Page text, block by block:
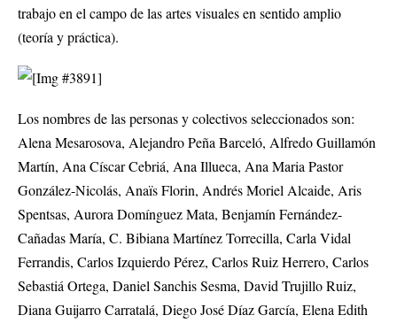
trabajo en el campo de las artes visuales en sentido amplio
(teoría y práctica).
Los nombres de las personas y colectivos seleccionados son:
Alena Mesarosova, Alejandro Peña Barceló, Alfredo Guillamón
Martín, Ana Císcar Cebriá, Ana Illueca, Ana Maria Pastor
González-Nicolás, Anaïs Florin, Andrés Moriel Alcaide, Aris
Spentsas, Aurora Domínguez Mata, Benjamín Fernández-
Cañadas María, C. Bibiana Martínez Torrecilla, Carla Vidal
Ferrandis, Carlos Izquierdo Pérez, Carlos Ruiz Herrero, Carlos
Sebastiá Ortega, Daniel Sanchis Sesma, David Trujillo Ruiz,
Diana Guijarro Carratalá, Diego José Díaz García, Elena Edith